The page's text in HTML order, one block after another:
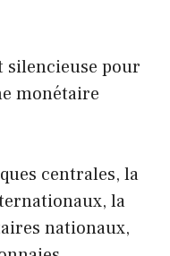
silencieuse pour
monétaire
centrales, la
la
nationaux,